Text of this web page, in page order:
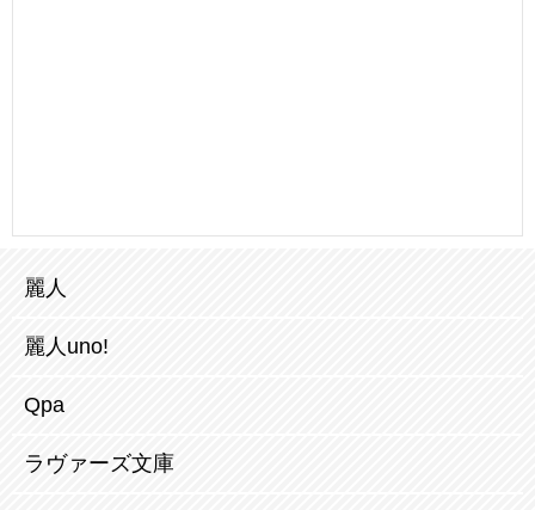
麗人
麗人uno!
Qpa
ラヴァーズ文庫